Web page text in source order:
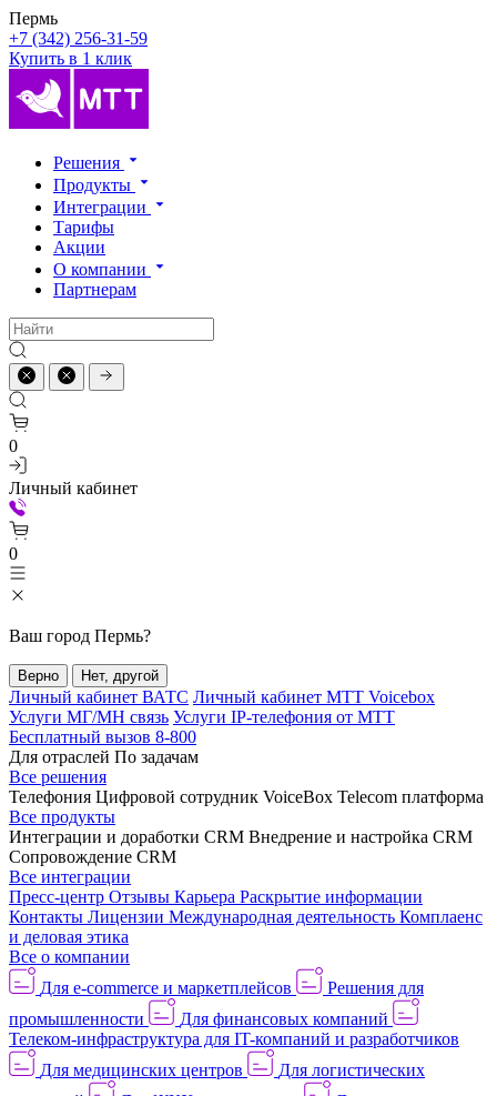
Пермь
+7 (342) 256-31-59
Купить в 1 клик
Решения
Продукты
Интеграции
Тарифы
Акции
О компании
Партнерам
0
Личный кабинет
0
Ваш город Пермь?
Верно Нет, другой
Личный кабинет ВАТС Личный кабинет МТТ Voicebox
Услуги МГ/МН связь Услуги IP-телефония от МТТ
Бесплатный вызов 8-800
Для отраслей По задачам
Все решения
Телефония Цифровой сотрудник VoiceBox Telecom платформа
Все продукты
Интеграции и доработки CRM Внедрение и настройка CRM
Сопровождение CRM
Все интеграции
Пресс-центр Отзывы Карьера Раскрытие информации
Контакты Лицензии Международная деятельность Комплаенс
и деловая этика
Все о компании
Для e-commerce и маркетплейсов
Решения для
промышленности
Для финансовых компаний
Телеком-инфраструктура для IT-компаний и разработчиков
Для медицинских центров
Для логистических